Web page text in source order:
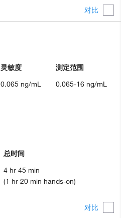
对比
对比
灵敏度
0.065 ng/mL
测定范围
0.065-16 ng/mL
总时间
4 hr 45 min
(1 hr 20 min hands-on)